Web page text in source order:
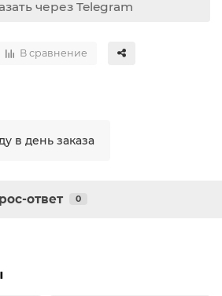
через Telegram
В сравнение
в день заказа
ответ 0